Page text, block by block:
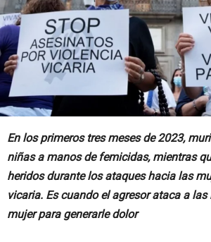
En los primeros tres meses de 2023,
niñas a manos de femicidas, mientras
heridos durante los ataques hacia las
vicaria. Es cuando el agresor ataca a
mujer para generarle dolor